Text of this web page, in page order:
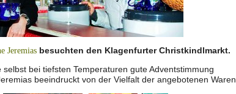
Jeremiasbesuchten den Klagenfurter Christkindlmarkt.
bei tiefsten Temperaturen gute Adventstimmung
beeindruckt von der Vielfalt der angebotenen Waren.